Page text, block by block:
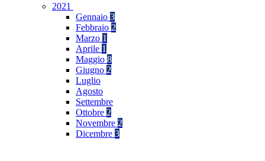
2021
Gennaio 3
Febbraio 2
Marzo 1
Aprile 1
Maggio 8
Giugno 2
Luglio
Agosto
Settembre
Ottobre 2
Novembre 2
Dicembre 3